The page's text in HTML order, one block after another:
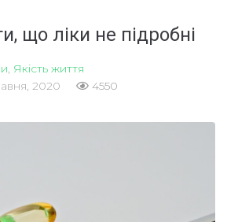
що ліки не підробні
Якість життя
2020 4550